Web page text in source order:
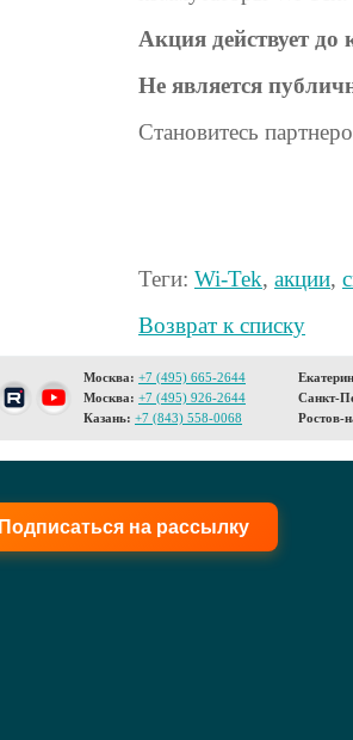
Акция действует
Не является
Становитесь
Теги: Wi-Tek, акции,
Возврат к списку
Москва: +7 (495) 665-2644
Москва: +7 (495) 926-2644
Казань: +7 (843) 558-0068
Санкт-
Ростов-
Подписаться на рассылку